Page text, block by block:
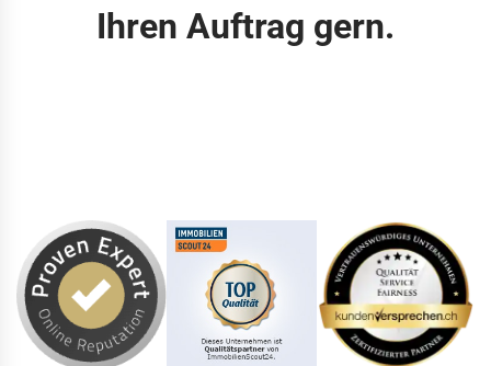
Ihren Auftrag gern.